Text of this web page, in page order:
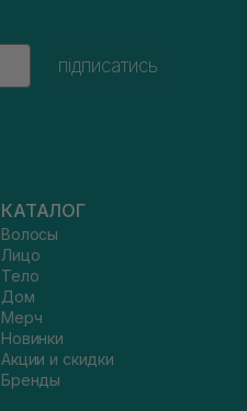
підписатись
КАТАЛОГ
Волосы
Лицо
Тело
Дом
Мерч
Новинки
Акции и скидки
Бренды